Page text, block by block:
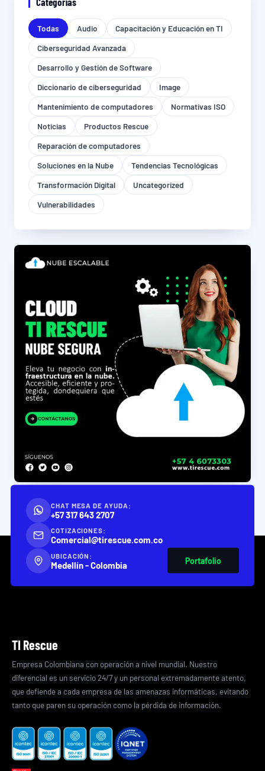
Todas Audio
Capacitación y Educación en TI
Ciberseguridad Avanzada
Desarrollo y Gestión de Software
Diccionario de ciberseguridad
Image
Mantenimiento de computadores
Normativas ISO
Noticias
Productos Rescue
Reparación de computadores
Soluciones en la Nube
Tendencias Tecnológicas
Transformación Digital
Uncategorized
Vulnerabilidades
CHAT MESA DE AYUDA:
+57 317 643 2707
COTIZACIONES:
Comercial@tirescue.com.co
UBICACIÓN:
Medellín - Colombia Portafolio
TI Rescue
Empresa Colombiana con operación a nivel mundial. Nuestro
diferencial es un servicio 24/7 y un personal extremadamente atento,
que defiende a cada empresa de las amenazas informáticas, evitando
tanto que paren su operación como la pérdida de información.